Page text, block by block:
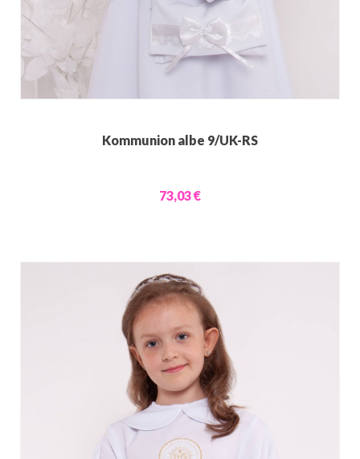
Kommunion albe 9/UK-RS
73,03 €